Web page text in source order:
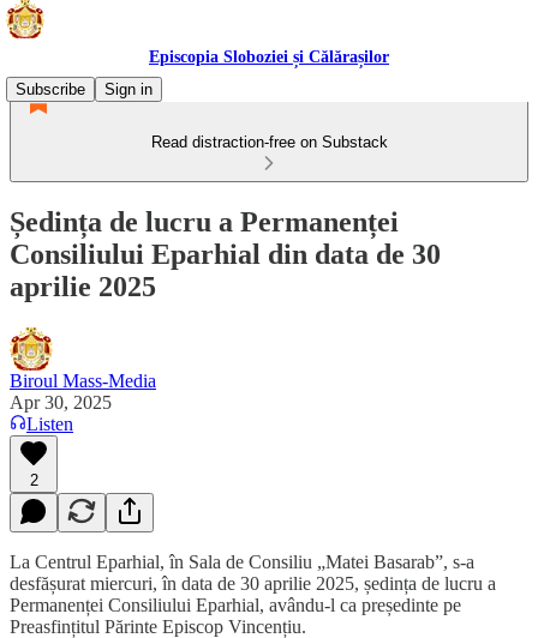
Episcopia Sloboziei și Călărașilor
Subscribe
Sign in
Read distraction-free on Substack
Ședința de lucru a Permanenței
Consiliului Eparhial din data de 30
aprilie 2025
Biroul Mass-Media
Apr 30, 2025
Listen
2
La Centrul Eparhial, în Sala de Consiliu „Matei Basarab”, s-a
desfășurat miercuri, în data de 30 aprilie 2025, ședința de lucru a
Permanenței Consiliului Eparhial, avându-l ca președinte pe
Preasfințitul Părinte Episcop Vincențiu.